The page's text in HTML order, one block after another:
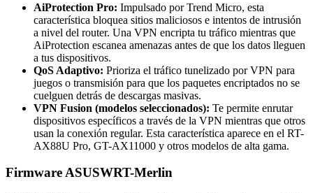
AiProtection Pro: Impulsado por Trend Micro, esta
característica bloquea sitios maliciosos e intentos de intrusión
a nivel del router. Una VPN encripta tu tráfico mientras que
AiProtection escanea amenazas antes de que los datos lleguen
a tus dispositivos.
QoS Adaptivo: Prioriza el tráfico tunelizado por VPN para
juegos o transmisión para que los paquetes encriptados no se
cuelguen detrás de descargas masivas.
VPN Fusion (modelos seleccionados): Te permite enrutar
dispositivos específicos a través de la VPN mientras que otros
usan la conexión regular. Esta característica aparece en el RT-
AX88U Pro, GT-AX11000 y otros modelos de alta gama.
Firmware ASUSWRT-Merlin